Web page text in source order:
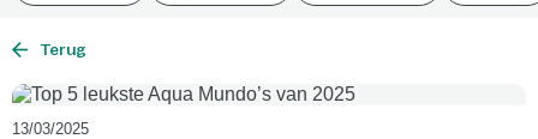
Terug
13/03/2025